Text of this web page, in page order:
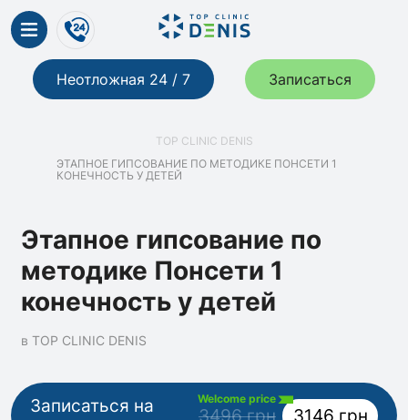
Неотложная 24 / 7 Записаться
TOP CLINIC DENIS
ЭТАПНОЕ ГИПСОВАНИЕ ПО МЕТОДИКЕ ПОНСЕТИ 1
КОНЕЧНОСТЬ У ДЕТЕЙ
Этапное гипсование по
методике Понсети 1
конечность у детей
в TOP CLINIC DENIS
Записаться на
Welcome price
3496 грн 3146 грн